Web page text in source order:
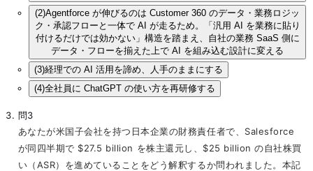
(2)Agentforce が伸びるのは Customer 360 のデータ・業務ロジッ
ク・承認フローと一体で AI が走るため。「汎用 AI を業務に貼り
付けるだけでは効かない」構造を踏まえ、自社の業務 SaaS 側に
データ・フローを揃えた上で AI を組み込む設計に変える
(3)経理での AI 活用を諦め、人手のままにする
(4)全社員に ChatGPT の使い方を再研修する
問3
あなたが米国子会社を持つ日本企業の財務責任者で、Salesforce
が同四半期で $27.5 billion を株主還元し、$25 billion の自社株買
い（ASR）を進めていることをどう解釈するか問われました。本記